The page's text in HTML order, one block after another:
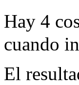
Hay 4
cuando
El